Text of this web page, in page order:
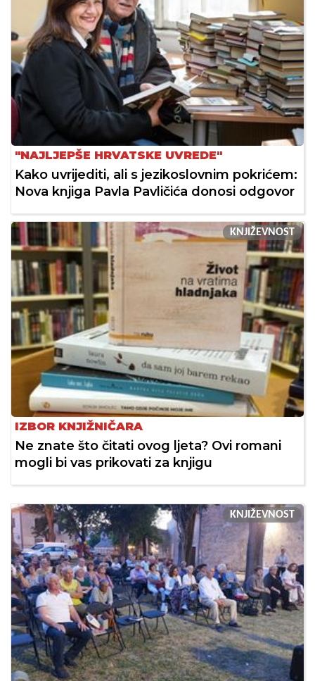
"NAJLJEPŠE HRVATSKE UVREDE"
Kako uvrijediti, ali s jezikoslovnim pokrićem:
Nova knjiga Pavla Pavličića donosi odgovor
KNJIŽEVNOST
IZBOR KNJIŽNIČARA
Ne znate što čitati ovog ljeta? Ovi romani
mogli bi vas prikovati za knjigu
KNJIŽEVNOST